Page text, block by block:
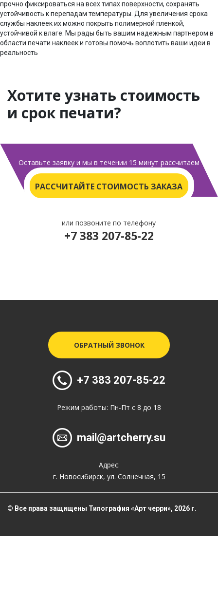
прочно фиксироваться на всех типах поверхности, сохранять
устойчивость к перепадам температуры. Для увеличения срока
службы наклеек их можно покрыть полимерной пленкой,
устойчивой к влаге. Мы рады быть вашим надежным партнером в
области печати наклеек и готовы помочь воплотить ваши идеи в
реальность
Хотите узнать стоимость
и срок печати?
Оставьте заявку и мы в течении 15 минут рассчитаем
цену и сроки печати
РАССЧИТАЙТЕ СТОИМОСТЬ ЗАКАЗА
или позвоните по телефону
+7 383 207-85-22
+7 383 207-85-22
Режим работы: Пн-Пт с 8 до 18
ОБРАТНЫЙ ЗВОНОК
mail@artcherry.su
Адрес:
г. Новосибирск, ул. Солнечная, 15
© Все права защищены Типография «Арт черри», 2026 г.